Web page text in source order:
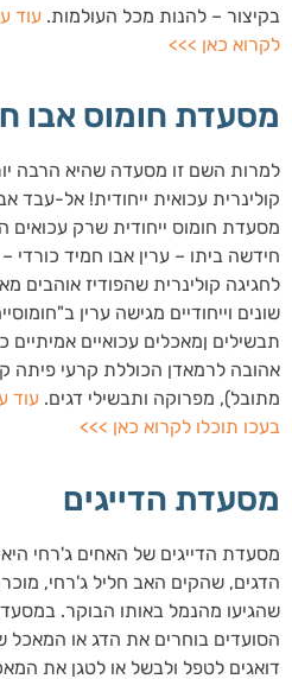
בקיצור – להנות מכל העולמות. עוד
לקרוא כאן >>>
מסעדת חומוס אבו
למרות השם זו מסעדה שהיא הרבה
קולינרית עכואית ייחודית! אל-עבד
מסעדת חומוס ייחודית שרק עכואים
חידשה ביתו – ערין אבו חמיד
לחגיגה קולינרית שהפודיז אוהבים
שונים וייחודיים מגישה ערין
תבשילים ןמאכלים עכואיים אמיתיים
אהובה לרמאדן הכוללת קרעי פיתה
מתובל), מפרוקה ותבשילי דגים. עוד
בעכו תוכלו לקרוא כאן >>>
מסעדת הדייגים
מסעדת הדייגים של האחים ג'רחי
הדגים, שהקים האב חליל ג'רחי,
שהגיעו מהנמל באותו הבוקר.
הסועדים בוחרים את הדג או המאכל
דואגים לטפל ולבשל או לטגן את